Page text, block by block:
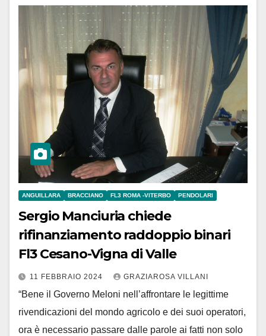
ANGUILLARA BRACCIANO FL3 ROMA -VITERBO PENDOLARI
Sergio Manciuria chiede
rifinanziamento raddoppio binari
Fl3 Cesano-Vigna di Valle
11 FEBBRAIO 2024 GRAZIAROSA VILLANI
“Bene il Governo Meloni nell’affrontare le legittime
rivendicazioni del mondo agricolo e dei suoi operatori,
ora è necessario passare dalle parole ai fatti non solo